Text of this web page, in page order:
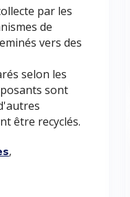
par les
de
vers des
selon les
sont
être recyclés.
,